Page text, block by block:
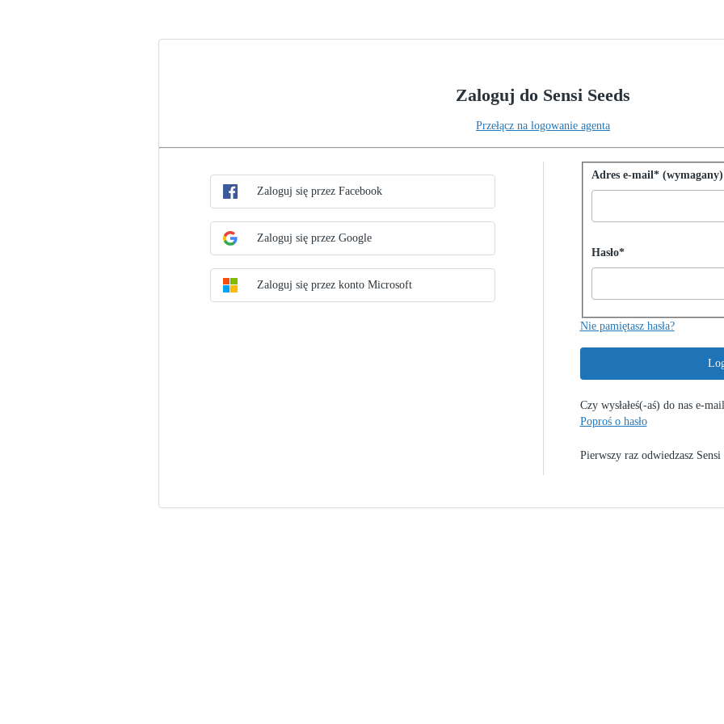
Zaloguj do Sensi Seeds
Przełącz na logowanie agenta
Zaloguj się, korzystając z pojedynczego logowania
Zaloguj się przez Facebook
Zaloguj się przez Google
Zaloguj się przez konto Microsoft
Zaloguj się przy
Adres e-mail* (wymagany)
Password hidden
Hasło*
Nie pamiętasz hasła?
Czy wysłałeś(-aś) do nas e-
Poproś o hasło
Pierwszy raz odwiedzasz Sensi